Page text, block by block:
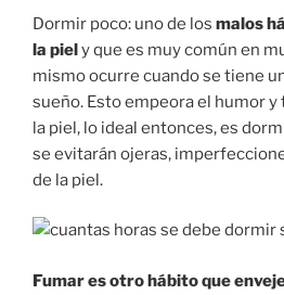
Dormir poco: uno de los malos
la piely que es muy común en
mismo ocurre cuando se tiene
sueño. Esto empeora el humor
la piel, lo ideal entonces, es
se evitarán ojeras,
de la piel.
Fumar es otro hábito que